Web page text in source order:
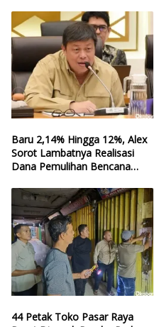
Baru 2,14% Hingga 12%, Alex
Sorot Lambatnya Realisasi
Dana Pemulihan Bencana
44 Petak Toko Pasar Raya